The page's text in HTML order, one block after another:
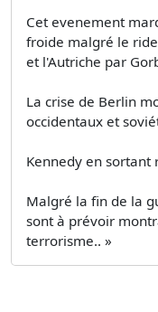
Cet evenement
froide malgré le
et l'Autriche par
La crise de Berlin
occidentaux et
Kennedy en sortant
Malgré la fin de la
sont à prévoir
terrorisme.. »